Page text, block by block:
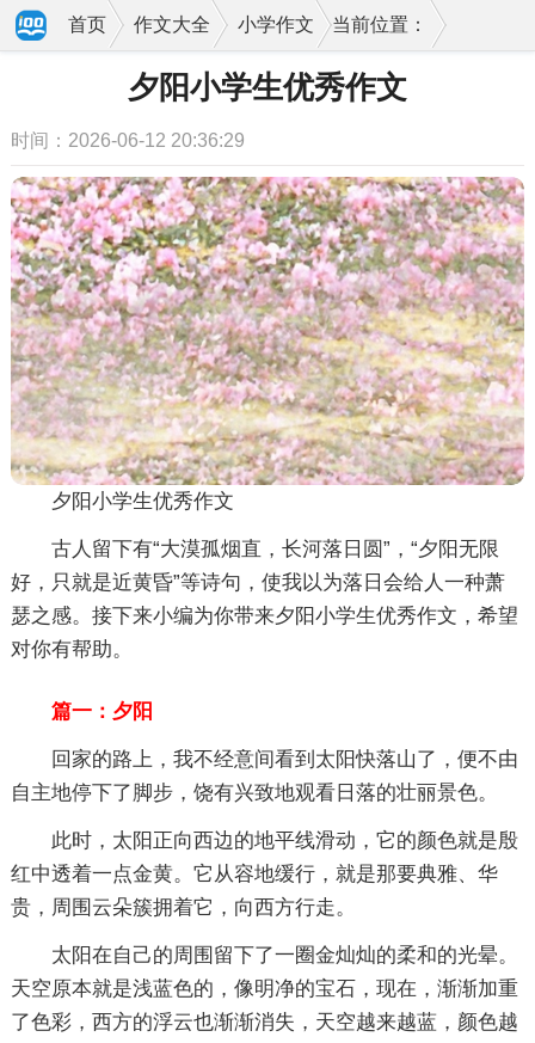
当前位置：
首页 作文大全 小学作文
夕阳小学生优秀作文
时间：2026-06-12 20:36:29
夕阳小学生优秀作文
古人留下有“大漠孤烟直，长河落日圆”，“夕阳无限
好，只就是近黄昏”等诗句，使我以为落日会给人一种萧
瑟之感。接下来小编为你带来夕阳小学生优秀作文，希望
对你有帮助。
篇一：夕阳
回家的路上，我不经意间看到太阳快落山了，便不由
自主地停下了脚步，饶有兴致地观看日落的壮丽景色。
此时，太阳正向西边的地平线滑动，它的颜色就是殷
红中透着一点金黄。它从容地缓行，就是那要典雅、华
贵，周围云朵簇拥着它，向西方行走。
太阳在自己的周围留下了一圈金灿灿的柔和的光晕。
天空原本就是浅蓝色的，像明净的宝石，现在，渐渐加重
了色彩，西方的浮云也渐渐消失，天空越来越蓝，颜色越